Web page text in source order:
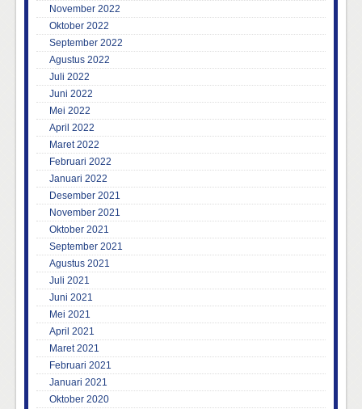
November 2022
Oktober 2022
September 2022
Agustus 2022
Juli 2022
Juni 2022
Mei 2022
April 2022
Maret 2022
Februari 2022
Januari 2022
Desember 2021
November 2021
Oktober 2021
September 2021
Agustus 2021
Juli 2021
Juni 2021
Mei 2021
April 2021
Maret 2021
Februari 2021
Januari 2021
Oktober 2020